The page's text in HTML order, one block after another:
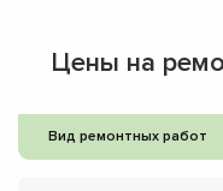
Цены на
Вид ремонтных работ